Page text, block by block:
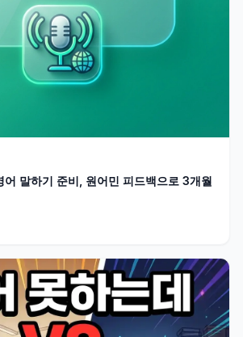
어 말하기 준비, 원어민 피드백으로 3개월